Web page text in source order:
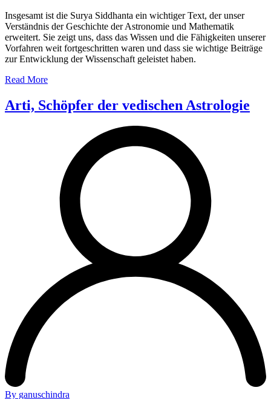
Insgesamt ist die Surya Siddhanta ein wichtiger Text, der unser
Verständnis der Geschichte der Astronomie und Mathematik
erweitert. Sie zeigt uns, dass das Wissen und die Fähigkeiten unserer
Vorfahren weit fortgeschritten waren und dass sie wichtige Beiträge
zur Entwicklung der Wissenschaft geleistet haben.
Read More
Arti, Schöpfer der vedischen Astrologie
By ganuschindra